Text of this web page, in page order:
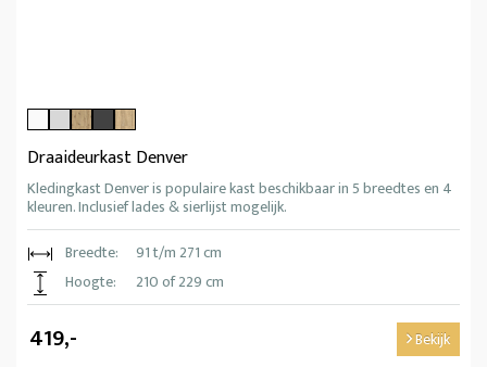
Draaideurkast Denver
Kledingkast Denver is populaire kast beschikbaar in 5 breedtes en 4
kleuren. Inclusief lades & sierlijst mogelijk.
Breedte:
91 t/m 271 cm
Hoogte:
210 of 229 cm
419,- Bekijk